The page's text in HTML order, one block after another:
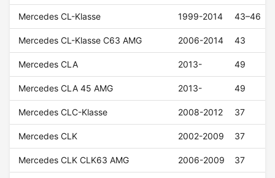
Mercedes CL-Klasse 1999-2014 43–46
Mercedes CL-Klasse C63 AMG 2006-2014 43
Mercedes CLA 2013- 49
Mercedes CLA 45 AMG 2013- 49
Mercedes CLC-Klasse 2008-2012 37
Mercedes CLK 2002-2009 37
Mercedes CLK CLK63 AMG 2006-2009 37